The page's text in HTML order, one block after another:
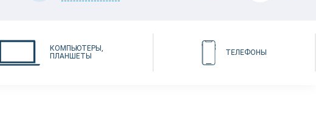
КОМПЬЮТЕРЫ,
ПЛАНШЕТЫ
ТЕЛЕФОНЫ